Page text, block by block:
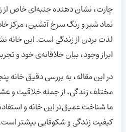
چارت، نشان دهنده جنبه‌ای خاص از
نماد شیر و رنگ سرخ آتشین، مرکز
لذت بردن از زندگی است. این خانه
ابراز وجود، بیان خلاقانه‌ی خود و
در این مقاله، به بررسی دقیق خانه
مختلف زندگی، از جمله خلاقیت و
ما شناخت عمیق‌تر این خانه و
کیفیت زندگی و شکوفایی بیشتر است.